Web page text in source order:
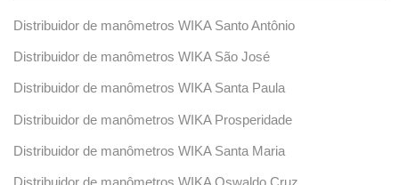
Distribuidor de manômetros WIKA Santo Antônio
Distribuidor de manômetros WIKA São José
Distribuidor de manômetros WIKA Santa Paula
Distribuidor de manômetros WIKA Prosperidade
Distribuidor de manômetros WIKA Santa Maria